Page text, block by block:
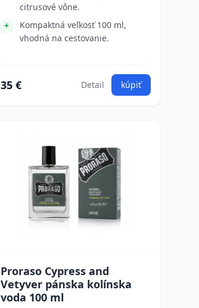
citrusové vône.
Kompaktná veľkosť 100 ml,
vhodná na cestovanie.
35 € Detail kúpiť
Proraso Cypress and
Vetyver pánska kolínska
voda 100 ml